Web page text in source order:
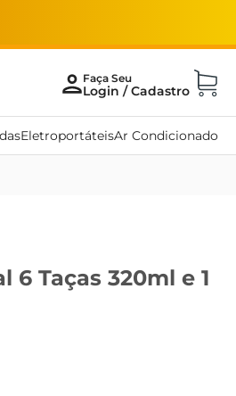
EletroportáteisAr Condicionado
Taças 320ml e 1